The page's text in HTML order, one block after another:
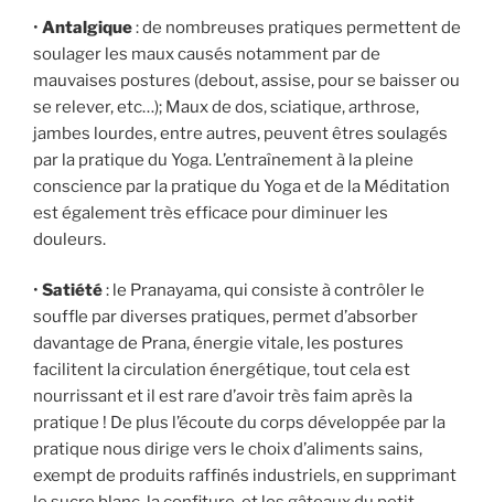
• Antalgique: de nombreuses pratiques permettent de
soulager les maux causés notamment par de
mauvaises postures (debout, assise, pour se baisser ou
se relever, etc…); Maux de dos, sciatique, arthrose,
jambes lourdes, entre autres, peuvent êtres soulagés
par la pratique du Yoga. L’entraînement à la pleine
conscience par la pratique du Yoga et de la Méditation
est également très efficace pour diminuer les
douleurs.
• Satiété: le Pranayama, qui consiste à contrôler le
souffle par diverses pratiques, permet d’absorber
davantage de Prana, énergie vitale, les postures
facilitent la circulation énergétique, tout cela est
nourrissant et il est rare d’avoir très faim après la
pratique ! De plus l’écoute du corps développée par la
pratique nous dirige vers le choix d’aliments sains,
exempt de produits raffinés industriels, en supprimant